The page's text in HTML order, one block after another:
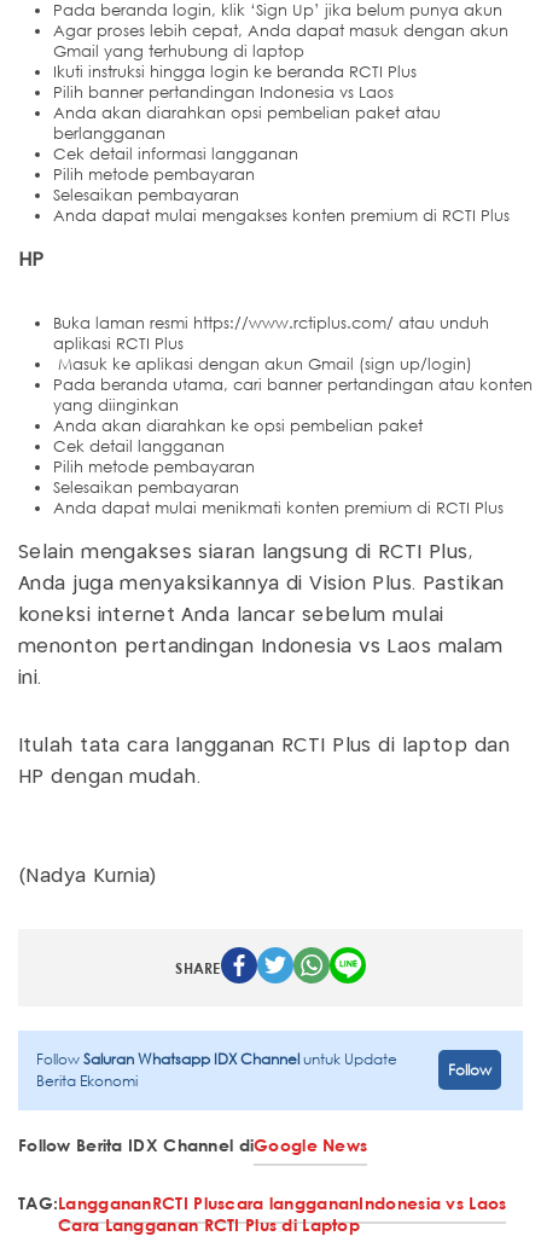
Pada beranda login, klik ‘Sign Up’ jika belum punya akun
Agar proses lebih cepat, Anda dapat masuk dengan akun
Gmail yang terhubung di laptop
Ikuti instruksi hingga login ke beranda RCTI Plus
Pilih banner pertandingan Indonesia vs Laos
Anda akan diarahkan opsi pembelian paket atau
berlangganan
Cek detail informasi langganan
Pilih metode pembayaran
Selesaikan pembayaran
Anda dapat mulai mengakses konten premium di RCTI Plus
HP
Buka laman resmi https://www.rctiplus.com/ atau unduh
aplikasi RCTI Plus
Masuk ke aplikasi dengan akun Gmail (sign up/login)
Pada beranda utama, cari banner pertandingan atau konten
yang diinginkan
Anda akan diarahkan ke opsi pembelian paket
Cek detail langganan
Pilih metode pembayaran
Selesaikan pembayaran
Anda dapat mulai menikmati konten premium di RCTI Plus
Selain mengakses siaran langsung di RCTI Plus,
Anda juga menyaksikannya di Vision Plus. Pastikan
koneksi internet Anda lancar sebelum mulai
menonton pertandingan Indonesia vs Laos malam
ini.
Itulah tata cara langganan RCTI Plus di laptop dan
HP dengan mudah.
(Nadya Kurnia)
SHARE
FollowSaluran Whatsapp IDX Channeluntuk Update
Berita Ekonomi
Follow
Follow Berita IDX Channel diGoogle News
TAG:LanggananRCTI Pluscara langgananIndonesia vs Laos
Cara Langganan RCTI Plus di Laptop